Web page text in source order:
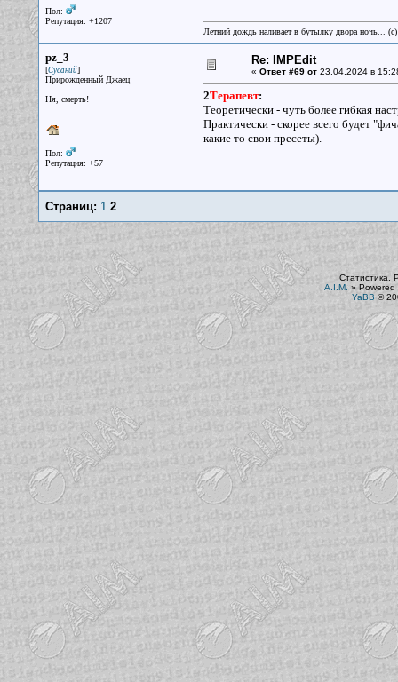
Пол:
Репутация: +1207
Летний дождь наливает в бутылку двора ночь...
pz_3
[Сусаний]
Прирожденный Джаец
Ня, смерть!
Пол:
Репутация: +57
Re: IMPEdit
« Ответ #69 от23.04.2024 в
2Терапевт:
Теоретически - чуть более гибкая
Практически - скорее всего будет
какие то свои пресеты).
Страниц: 1 2
Статистика.
A.I.M. »Powered
YaBB ©